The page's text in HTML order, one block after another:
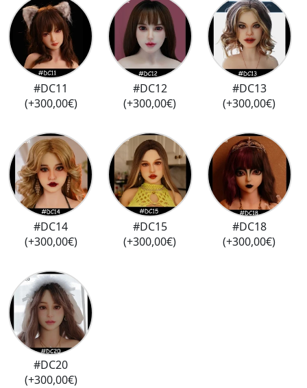
#DC11
(+300,00€)
#DC12
(+300,00€)
#DC13
(+300,00€)
#DC14
(+300,00€)
#DC15
(+300,00€)
#DC18
(+300,00€)
#DC20
(+300,00€)